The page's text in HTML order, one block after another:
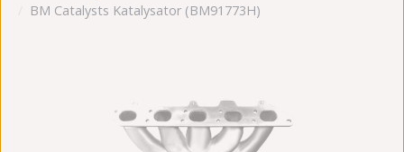
BM Catalysts Katalysator (BM91773H)